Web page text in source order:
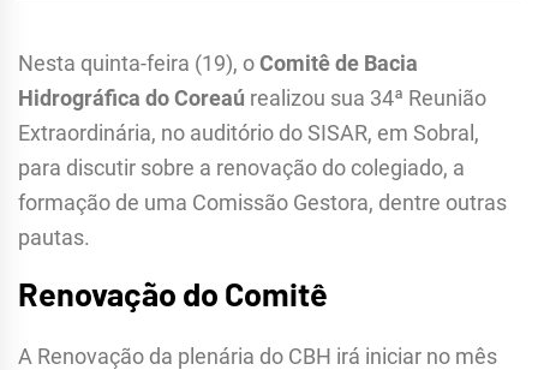
Nesta quinta-feira (19), oComitê de Bacia
Hidrográfica do Coreaú realizou sua 34ª Reunião
Extraordinária, no auditório do SISAR, em Sobral,
para discutir sobre a renovação do colegiado, a
formação de uma Comissão Gestora, dentre outras
pautas.
Renovação do Comitê
A Renovação da plenária do CBH irá iniciar no mês